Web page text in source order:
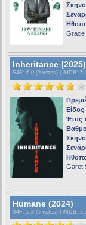
Grace
Inheritance (2025)
S4F : 6.0 (9 votes) | iMDB:
Είδος
Έτος
Garet
Humane (2024)
S4F : 5.8 (5 votes) | iMDB: